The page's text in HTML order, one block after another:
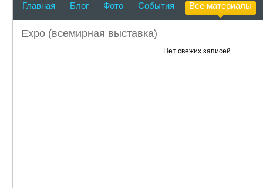
Главная Блог Фото События Все материалы
Expo (всемирная выставка)
Нет свежих записей